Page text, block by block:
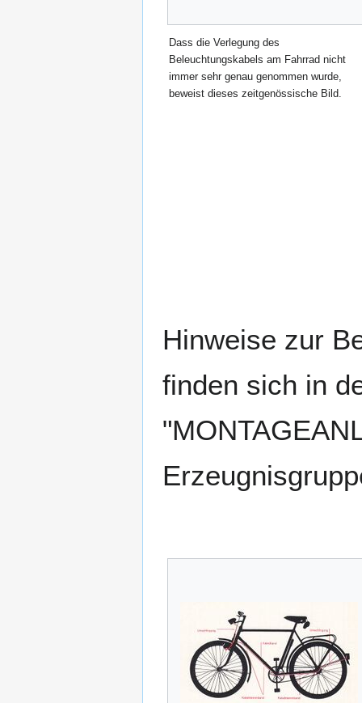
Dass die Verlegung des
Beleuchtungskabels am Fahrrad nicht
immer sehr genau genommen wurde,
beweist dieses zeitgenössische Bild.
Hinweise zur
finden sich in